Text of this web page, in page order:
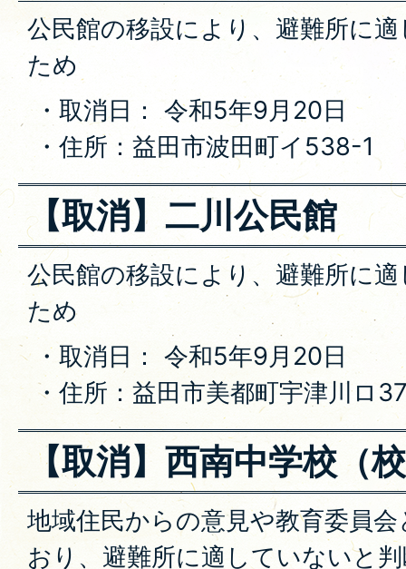
公民館の移設により、避難所に
ため
・取消日： 令和5年9月20日
・住所：益田市波田町イ538-1
【取消】二川公民館
公民館の移設により、避難所に
ため
・取消日： 令和5年9月20日
・住所：益田市美都町宇津川ロ
【取消】西南中学校（
地域住民からの意見や教育委員
おり、避難所に適していないと